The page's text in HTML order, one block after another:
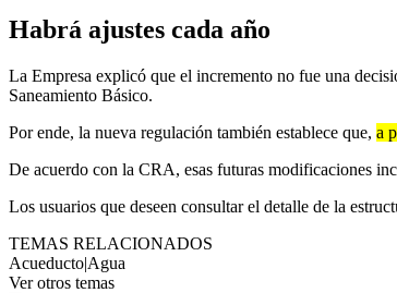
Habrá ajustes cada año
La Empresa explicó que el incremento no fue una
Saneamiento Básico.
Por ende, la nueva regulación también establece que, a
De acuerdo con la CRA, esas futuras modificaciones
Los usuarios que deseen consultar el detalle de la
TEMAS RELACIONADOS
Acueducto|Agua
Ver otros temas